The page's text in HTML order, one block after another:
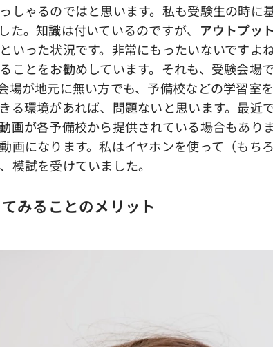
しゃるのではと思います。私も受験生の時に
た。知識は付いているのですが、 アウトプッ
いった状況です。非常にもったいないですよ
ことをお勧めしています。それも、受験会場
場が地元に無い方でも、予備校などの学習室
る環境があれば、問題ないと思います。最近
画が各予備校から提供されている場合もあり
画になります。私はイヤホンを使って（もち
模試を受けていました。
みることのメリット